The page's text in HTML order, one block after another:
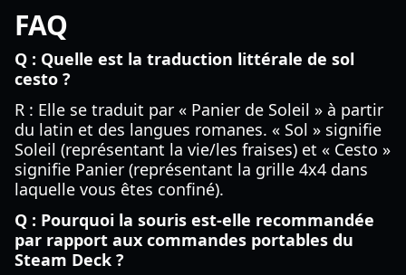
FAQ
Q : Quelle est la traduction littérale de sol
cesto ?
R : Elle se traduit par « Panier de Soleil » à partir
du latin et des langues romanes. « Sol » signifie
Soleil (représentant la vie/les fraises) et « Cesto »
signifie Panier (représentant la grille 4x4 dans
laquelle vous êtes confiné).
Q : Pourquoi la souris est-elle recommandée
par rapport aux commandes portables du
Steam Deck ?